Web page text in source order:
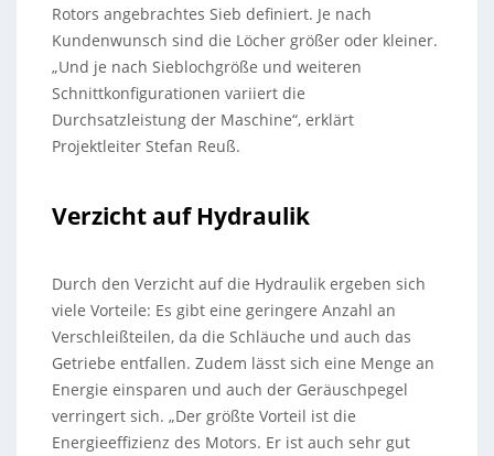
Rotors angebrachtes Sieb definiert. Je nach
Kundenwunsch sind die Löcher größer oder kleiner.
„Und je nach Sieblochgröße und weiteren
Schnittkonfigurationen variiert die
Durchsatzleistung der Maschine“, erklärt
Projektleiter Stefan Reuß.
Verzicht auf Hydraulik
Durch den Verzicht auf die Hydraulik ergeben sich
viele Vorteile: Es gibt eine geringere Anzahl an
Verschleißteilen, da die Schläuche und auch das
Getriebe entfallen. Zudem lässt sich eine Menge an
Energie einsparen und auch der Geräuschpegel
verringert sich. „Der größte Vorteil ist die
Energieeffizienz des Motors. Er ist auch sehr gut